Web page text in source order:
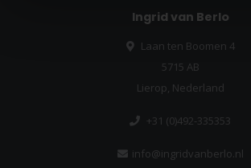
Ingrid van Berlo
Laan ten Boomen 4
5715 AB
Lierop, Nederland
+31 (0)492-335353
info@ingridvanberlo.nl